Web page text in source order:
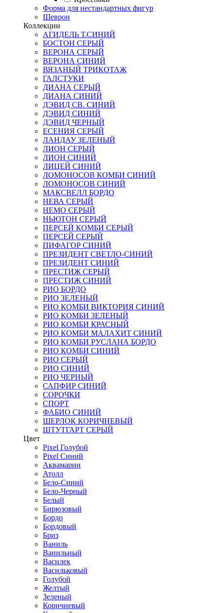
Форма для нестандартных фигур
Шеврон
Коллекции
АГИДЕЛЬ Т.СИНИЙ
БОСТОН СЕРЫЙ
ВЕРОНА СЕРЫЙ
ВЕРОНА СИНИЙ
ВЯЗАНЫЙ ТРИКОТАЖ
ГАЛСТУКИ
ДИАНА СЕРЫЙ
ДИАНА СИНИЙ
ДЭВИД СВ. СИНИЙ
ДЭВИД СИНИЙ
ДЭВИД ЧЕРНЫЙ
ЕСЕНИЯ СЕРЫЙ
ЛАНДАУ ЗЕЛЕНЫЙ
ЛИОН СЕРЫЙ
ЛИОН СИНИЙ
ЛИЦЕЙ СИНИЙ
ЛОМОНОСОВ КОМБИ СИНИЙ
ЛОМОНОСОВ СИНИЙ
МАКСВЕЛЛ БОРДО
НЕВА СЕРЫЙ
НЕМО СЕРЫЙ
НЬЮТОН СЕРЫЙ
ПЕРСЕЙ КОМБИ СЕРЫЙ
ПЕРСЕЙ СЕРЫЙ
ПИФАГОР СИНИЙ
ПРЕЗИДЕНТ СВЕТЛО-СИНИЙ
ПРЕЗИДЕНТ СИНИЙ
ПРЕСТИЖ СЕРЫЙ
ПРЕСТИЖ СИНИЙ
РИО БОРДО
РИО ЗЕЛЕНЫЙ
РИО КОМБИ ВИКТОРИЯ СИНИЙ
РИО КОМБИ ЗЕЛЕНЫЙ
РИО КОМБИ КРАСНЫЙ
РИО КОМБИ МАЛАХИТ СИНИЙ
РИО КОМБИ РУСЛАНА БОРДО
РИО КОМБИ СИНИЙ
РИО СЕРЫЙ
РИО СИНИЙ
РИО ЧЕРНЫЙ
САПФИР СИНИЙ
СОРОЧКИ
СПОРТ
ФАБИО СИНИЙ
ШЕРЛОК КОРИЧНЕВЫЙ
ШТУТГАРТ СЕРЫЙ
Цвет
Pixel Голубой
Pixel Синий
Аквамарин
Атолл
Бело-Синий
Бело-Черный
Белый
Бирюзовый
Бордо
Бордовый
Бриз
Ваниль
Ванильный
Василек
Васильковый
Голубой
Желтый
Зеленый
Коричневый